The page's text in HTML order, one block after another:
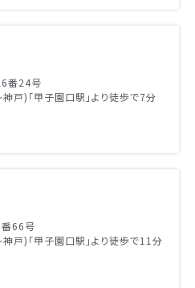
番24号
戸)「甲子園口駅」より徒歩で7分
66号
戸)「甲子園口駅」より徒歩で11分